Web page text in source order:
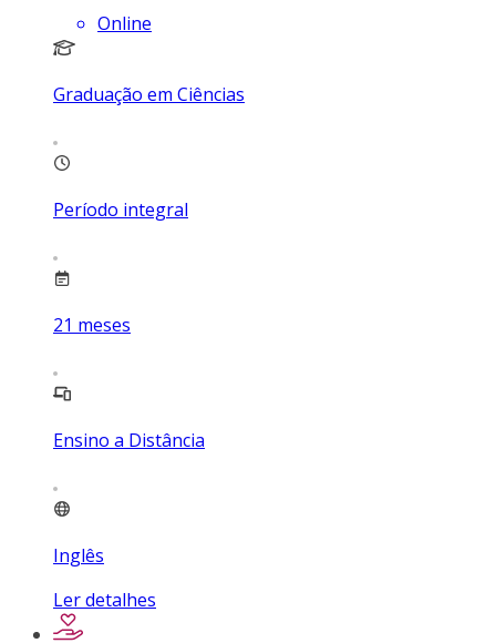
Online
Graduação em Ciências
Período integral
21 meses
Ensino a Distância
Inglês
Ler detalhes